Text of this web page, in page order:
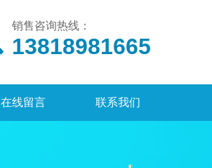
销售咨询热线：
13818981665
在线留言 联系我们